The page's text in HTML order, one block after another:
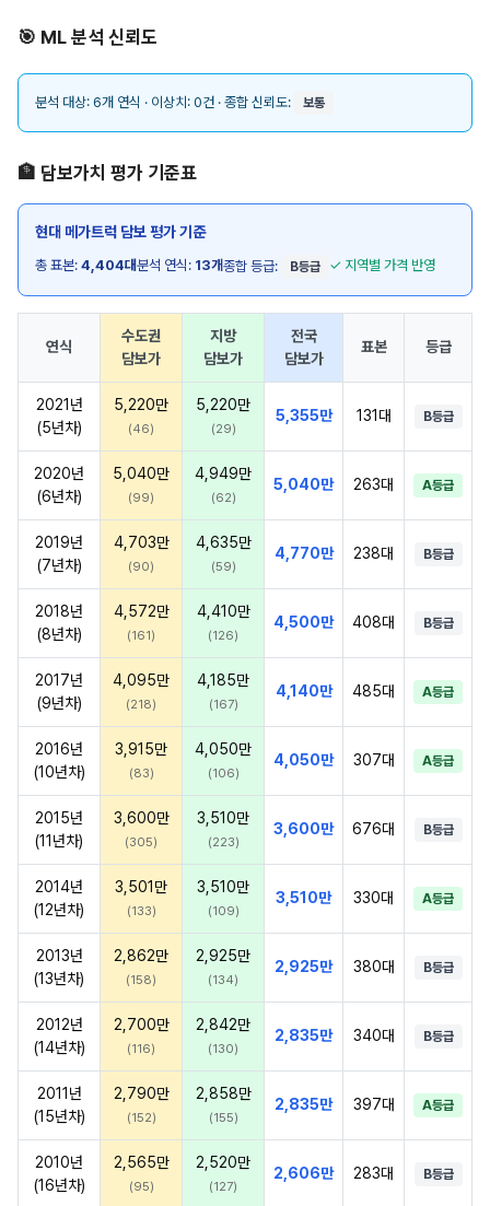
🎯 ML 분석 신뢰도
분석 대상: 6개 연식 · 이상치: 0건 · 종합 신뢰도: 보통
🏦 담보가치 평가 기준표
현대 메가트럭 담보 평가 기준
총 표본: 4,404대분석 연식: 13개종합 등급: B등급 ✓ 지역별 가격 반영
연식
수도권
담보가
지방
담보가
전국
담보가
표본 등급
2021년
(5년차)
5,220만
(46)
5,220만
(29)
5,355만 131대 B등급
2020년
(6년차)
5,040만
(99)
4,949만
(62)
5,040만 263대 A등급
2019년
(7년차)
4,703만
(90)
4,635만
(59)
4,770만 238대 B등급
2018년
(8년차)
4,572만
(161)
4,410만
(126)
4,500만 408대 B등급
2017년
(9년차)
4,095만
(218)
4,185만
(167)
4,140만 485대 A등급
2016년
(10년차)
3,915만
(83)
4,050만
(106)
4,050만 307대 A등급
2015년
(11년차)
3,600만
(305)
3,510만
(223)
3,600만 676대 B등급
2014년
(12년차)
3,501만
(133)
3,510만
(109)
3,510만 330대 A등급
2013년
(13년차)
2,862만
(158)
2,925만
(134)
2,925만 380대 B등급
2012년
(14년차)
2,700만
(116)
2,842만
(130)
2,835만 340대 B등급
2011년
(15년차)
2,790만
(152)
2,858만
(155)
2,835만 397대 A등급
2010년
(16년차)
2,565만
(95)
2,520만
(127)
2,606만 283대 B등급